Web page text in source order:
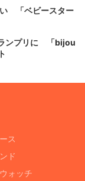
い 「ベビースター
ンプリに 「bijou
ス
ド
ォッチ